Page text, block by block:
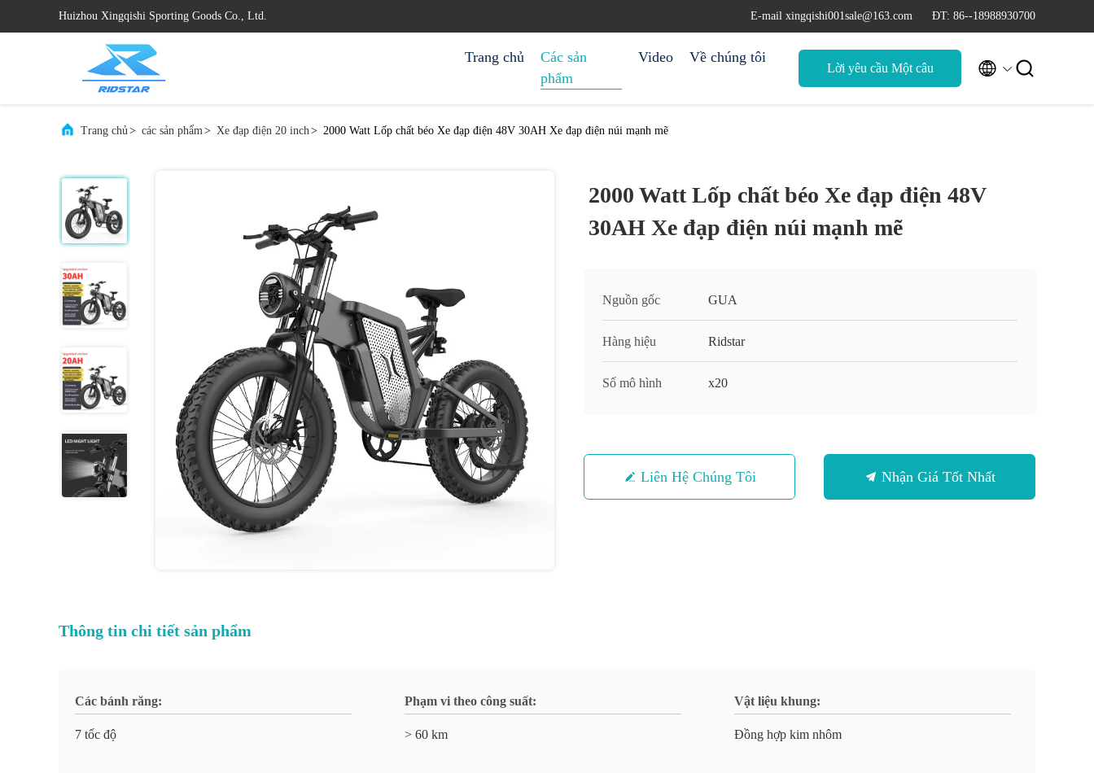
Huizhou Xingqishi Sporting Goods Co., Ltd. E-mail xingqishi001sale@163.com ĐT: 86--18988930700
Trang chủ
Các sản
phẩm
Video Về chúng tôi
Lời yêu cầu Một câu  
Trang chủ> các sản phẩm> Xe đạp điện 20 inch> 2000 Watt Lốp chất béo Xe đạp điện 48V 30AH Xe đạp điện núi mạnh mẽ
2000 Watt Lốp chất béo Xe đạp điện 48V
30AH Xe đạp điện núi mạnh mẽ
Nguồn gốc GUA
Hàng hiệu Ridstar
Số mô hình x20
Liên Hệ Chúng Tôi Nhận Giá Tốt Nhất
Thông tin chi tiết sản phẩm
Các bánh răng:
7 tốc độ
Phạm vi theo công suất:
> 60 km
Vật liệu khung:
Đồng hợp kim nhôm